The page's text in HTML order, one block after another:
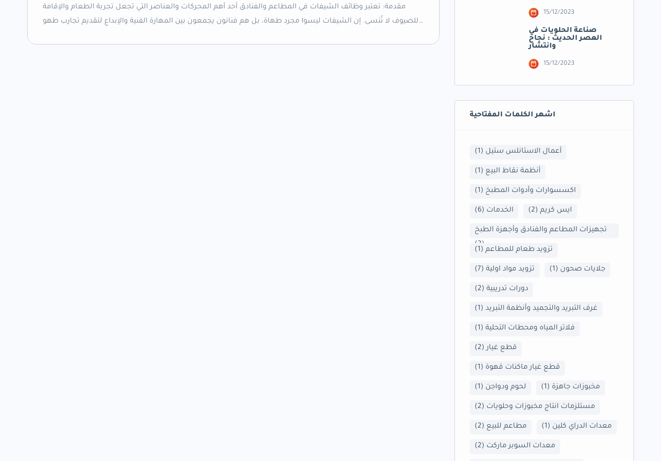
مقدمة: تعتبر وظائف الشيفات في المطاعم والفنادق أحد أهم المحركات والعناصر التي تجعل تجربة الطعام والإقامة
للضيوف لا تُنسى. إن الشيفات ليسوا مجرد طهاة، بل هم فنانون يجمعون بين المهارة الفنية والإبداع لتقديم تجارب طهو
15/12/2023
صناعة الحلويات في
العصر الحديث : نجاح
وانتشار
15/12/2023
اشهر الكلمات المفتاحية
أعمال الاستانلس ستيل (1)
أنظمة نقاط البيع (1)
اكسسوارات وأدوات المطبخ (1)
الخدمات (6) ايس كريم(2)
تجهيزات المطاعم والفنادق وأجهزة الطبخ
(2)
تزويد طعام للمطاعم(1)
تزويد مواد اولية(7) جلايات صحون (1)
دورات تدريبية(2)
غرف التبريد والتجميد وأنظمة التبريد(1)
فلاتر المياه ومحطات التحلية(1)
قطع غيار (2)
قطع غيار ماكنات قهوة (1)
لحوم ودواجن (1) مخبوزات جاهزة (1)
مستلزمات انتاج مخبوزات وحلويات (2)
مطاعم للبيع (2) معدات الدراي كلين (1)
معدات السوبر ماركت (2)